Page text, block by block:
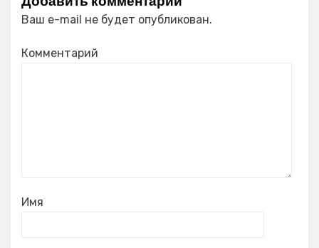
Ваш e-mail не будет опубликован.
Комментарий
Имя